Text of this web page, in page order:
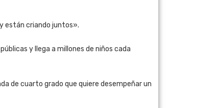
están criando juntos».
y llega a millones de niños cada
de cuarto grado que quiere desempeñar un